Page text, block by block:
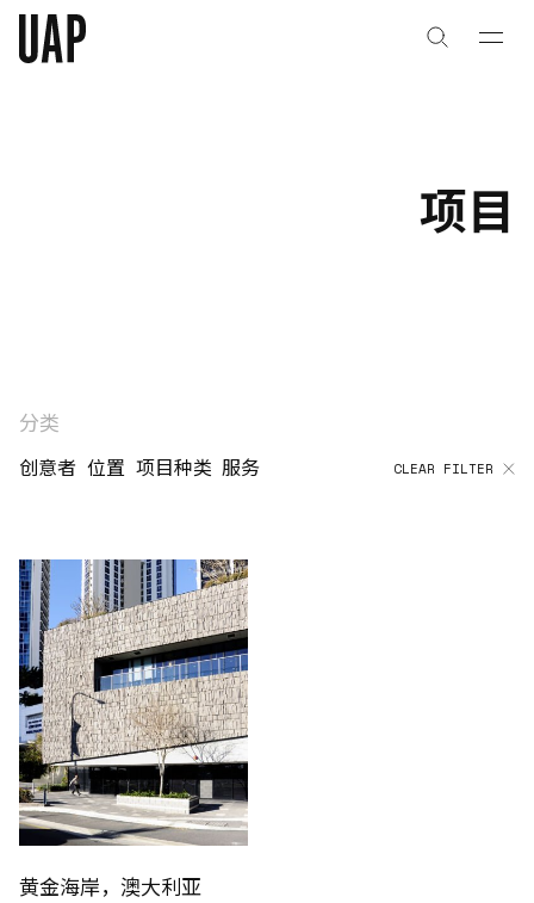
能力
制作工厂
艺术品保护部门
创新计划
刊物
项目
分类
创意者 位置 项目种类 服务 CLEAR FILTER
黄金海岸，澳大利亚